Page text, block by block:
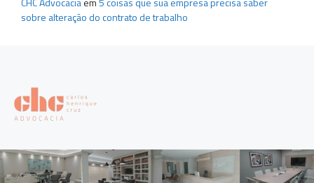
sobre alteração do contrato de trabalho